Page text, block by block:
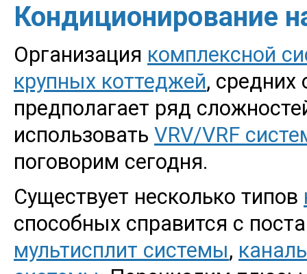
Кондиционирование
Организация комплексной
крупных коттеджей,
предполагает ряд
использовать VRV/VRF
поговорим сегодня.
Существует несколько типов
способных справится с
мультисплит системы,